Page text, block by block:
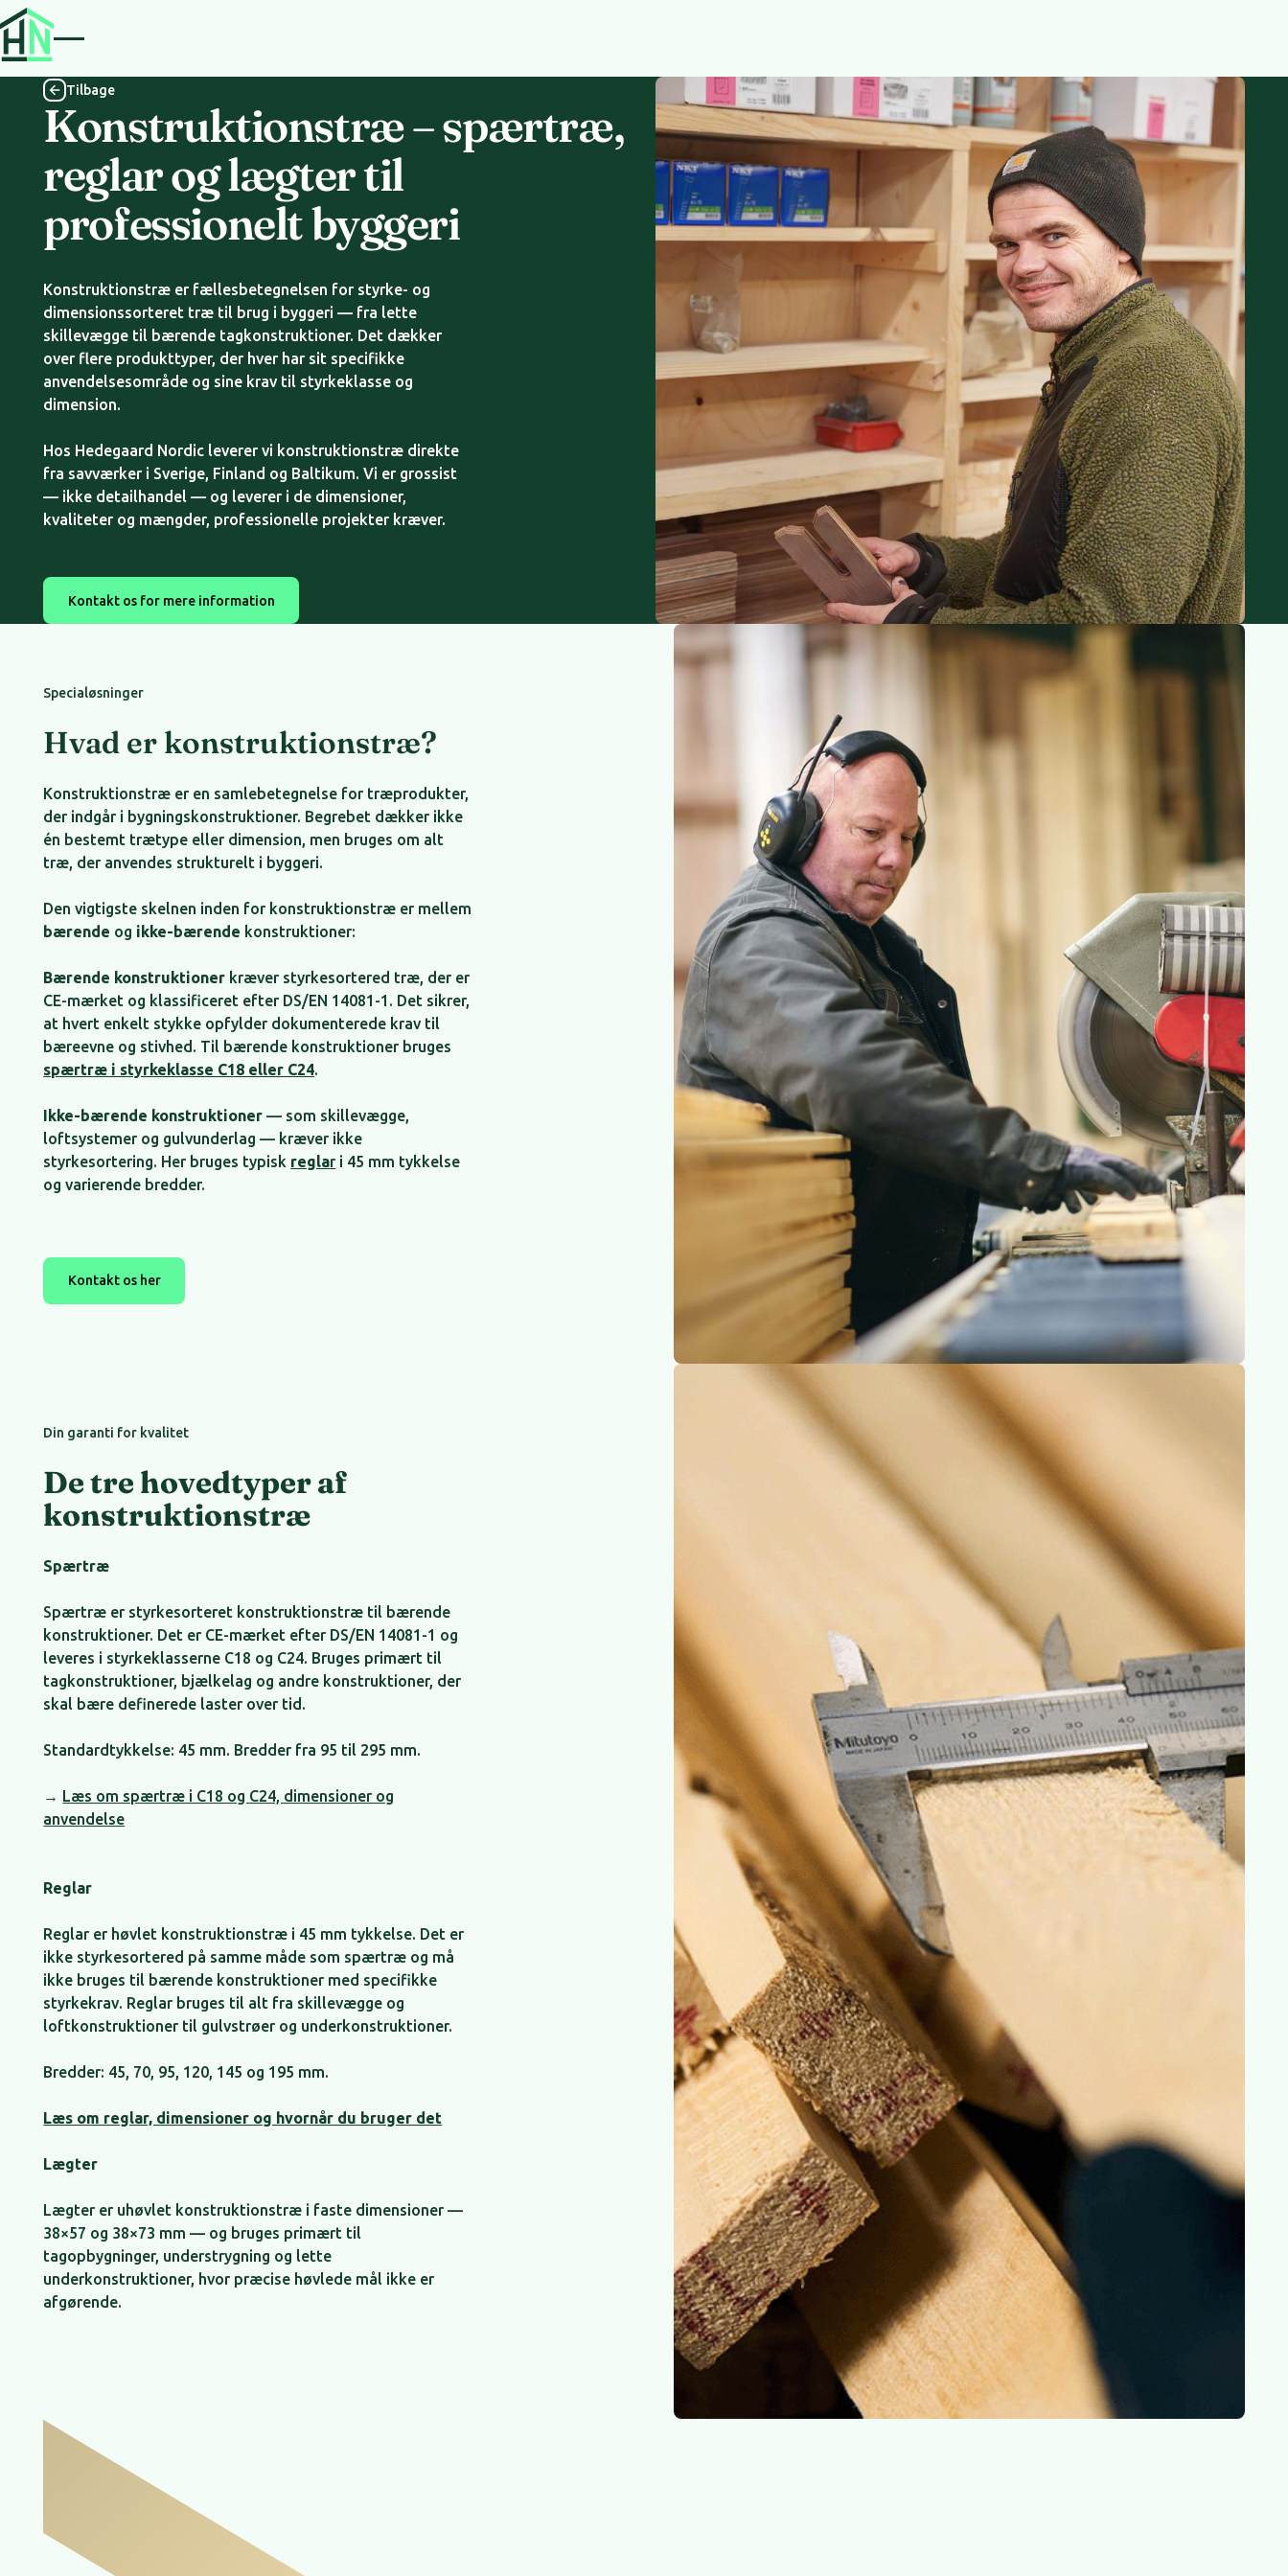
Tilbage
Tilbage
Konstruktionstræ – spærtræ,
reglar og lægter til
professionelt byggeri
Konstruktionstræ er fællesbetegnelsen for styrke- og
dimensionssorteret træ til brug i byggeri — fra lette
skillevægge til bærende tagkonstruktioner. Det dækker
over flere produkttyper, der hver har sit specifikke
anvendelsesområde og sine krav til styrkeklasse og
dimension.
Hos Hedegaard Nordic leverer vi konstruktionstræ direkte
fra savværker i Sverige, Finland og Baltikum. Vi er grossist
— ikke detailhandel — og leverer i de dimensioner,
kvaliteter og mængder, professionelle projekter kræver.
Kontakt os for mere information
Kontakt os for mere information
Specialøsninger
Hvad er konstruktionstræ?
Konstruktionstræ er en samlebetegnelse for træprodukter,
der indgår i bygningskonstruktioner. Begrebet dækker ikke
én bestemt trætype eller dimension, men bruges om alt
træ, der anvendes strukturelt i byggeri.
Den vigtigste skelnen inden for konstruktionstræ er mellem
bærende og ikke-bærende konstruktioner:
Bærende konstruktioner kræver styrkesortered træ, der er
CE-mærket og klassificeret efter DS/EN 14081-1. Det sikrer,
at hvert enkelt stykke opfylder dokumenterede krav til
bæreevne og stivhed. Til bærende konstruktioner bruges
spærtræ i styrkeklasse C18 eller C24.
Ikke-bærende konstruktioner — som skillevægge,
loftsystemer og gulvunderlag — kræver ikke
styrkesortering. Her bruges typisk reglar i 45 mm tykkelse
og varierende bredder.
Kontakt os her
Kontakt os her
Din garanti for kvalitet
De tre hovedtyper af
konstruktionstræ
Spærtræ
Spærtræ er styrkesorteret konstruktionstræ til bærende
konstruktioner. Det er CE-mærket efter DS/EN 14081-1 og
leveres i styrkeklasserne C18 og C24. Bruges primært til
tagkonstruktioner, bjælkelag og andre konstruktioner, der
skal bære definerede laster over tid.
Standardtykkelse: 45 mm. Bredder fra 95 til 295 mm.
→ Læs om spærtræ i C18 og C24, dimensioner og
anvendelse
Reglar
Reglar er høvlet konstruktionstræ i 45 mm tykkelse. Det er
ikke styrkesortered på samme måde som spærtræ og må
ikke bruges til bærende konstruktioner med specifikke
styrkekrav. Reglar bruges til alt fra skillevægge og
loftkonstruktioner til gulvstrøer og underkonstruktioner.
Bredder: 45, 70, 95, 120, 145 og 195 mm.
Læs om reglar, dimensioner og hvornår du bruger det
Lægter
Lægter er uhøvlet konstruktionstræ i faste dimensioner —
38×57 og 38×73 mm — og bruges primært til
tagopbygninger, understrygning og lette
underkonstruktioner, hvor præcise høvlede mål ikke er
afgørende.